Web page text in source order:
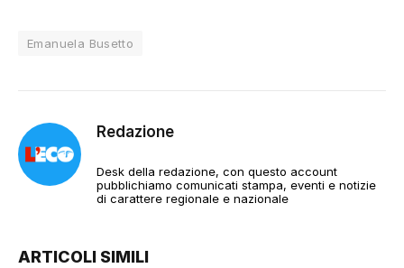
Emanuela Busetto
Redazione
Desk della redazione, con questo account
pubblichiamo comunicati stampa, eventi e notizie
di carattere regionale e nazionale
ARTICOLI SIMILI